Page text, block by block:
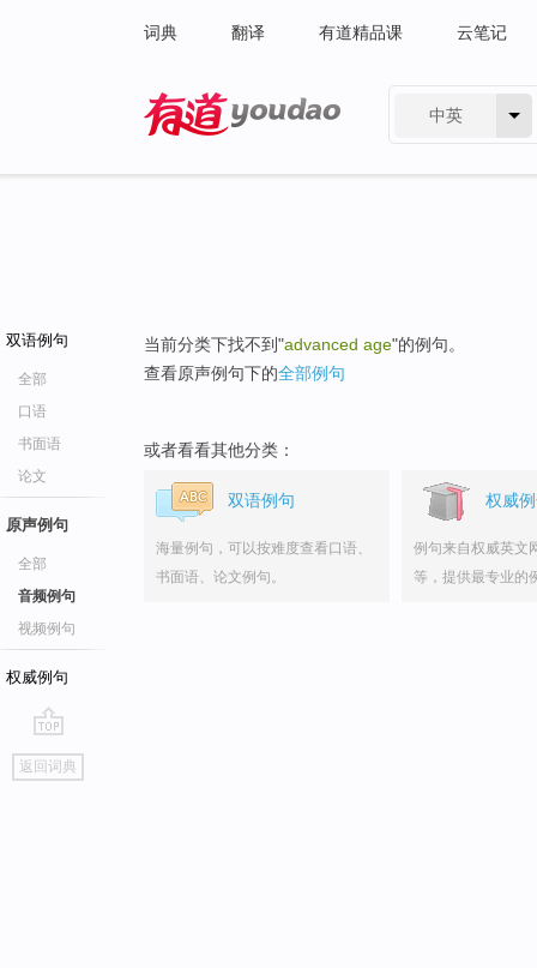
词典 翻译 有道精品课 云笔记
中英
双语例句
全部
口语
书面语
论文
原声例句
全部
音频例句
视频例句
权威例句
go
top
返回词典
当前分类下找不到"advanced age"的例句。
查看原声例句下的全部例句
或者看看其他分类：
双语例句
海量例句，可以按难度查看口语、
书面语、论文例句。
权威
例句来自权威英文
等，提供最专业的